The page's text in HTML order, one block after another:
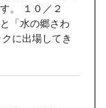
。 １０／２
「水の郷さわ
に出場してき